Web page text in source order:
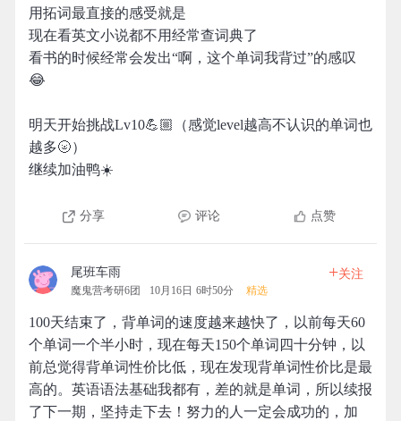
用拓词最直接的感受就是
现在看英文小说都不用经常查词典了
看书的时候经常会发出“啊，这个单词我背过”的感叹
😂
明天开始挑战Lv10💪🏼（感觉level越高不认识的单词也
越多🌝）
继续加油鸭☀️
分享 评论 点赞
尾班车雨
魔鬼营考研6团 10月16日 6时50分 精选
+关注
100天结束了，背单词的速度越来越快了，以前每天60
个单词一个半小时，现在每天150个单词四十分钟，以
前总觉得背单词性价比低，现在发现背单词性价比是最
高的。英语语法基础我都有，差的就是单词，所以续报
了下一期，坚持走下去！努力的人一定会成功的，加